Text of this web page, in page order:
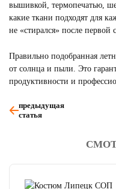
вышивкой, термопечатью,
какие ткани подходят для
не «стирался» после первой
Правильно подобранная
от солнца и пыли. Это
продуктивности и
предыдущая
статья